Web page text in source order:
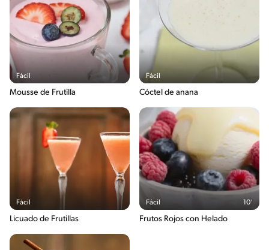
Fácil
Mousse de Frutilla
Fácil
Cóctel de anana
Fácil
Licuado de Frutillas
Fácil 10'
Frutos Rojos con Helado